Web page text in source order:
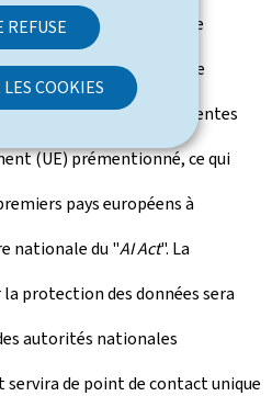
REFUSE
COOKIES
entend mettre en œuvre
(UE), et désigne
les autorités compétentes
(UE) prémentionné, ce qui
pays européens à
nationale du "AI Act". La
protection des données sera
autorités nationales
de point de contact unique